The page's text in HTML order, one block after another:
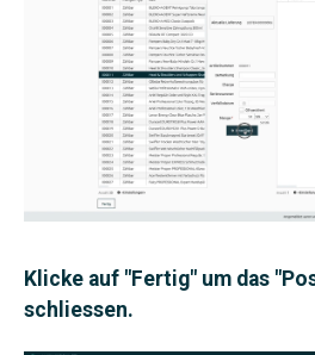
Klicke auf "Fertig" um das
schliessen.